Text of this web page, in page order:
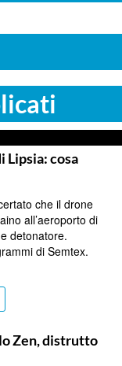
Lipsia: cosa
che il drone
all’aeroporto di
detonatore.
di Semtex.
Zen, distrutto